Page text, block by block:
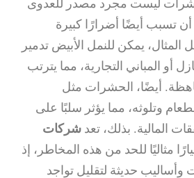
ليست مجرد مصدر للعدوى
تسبب أيضًا أضرارًا كبيرة
يمكن للنمل الأبيض تدمير
أو المباني التجارية، مما يترتب
أيضًا، الحشرات مثل
وتلوثه، مما يؤثر سلبًا على
المالية. بذلك، تعد شركات
مثاليًا للحد من هذه المخاطر، إذ
وأساليب حديثة لتقليل تواجد